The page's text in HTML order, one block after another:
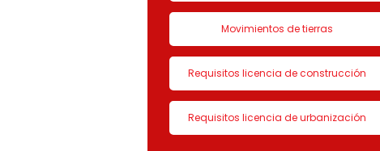
Movimientos de tierras
Requisitos licencia de construcción
Requisitos licencia de urbanización